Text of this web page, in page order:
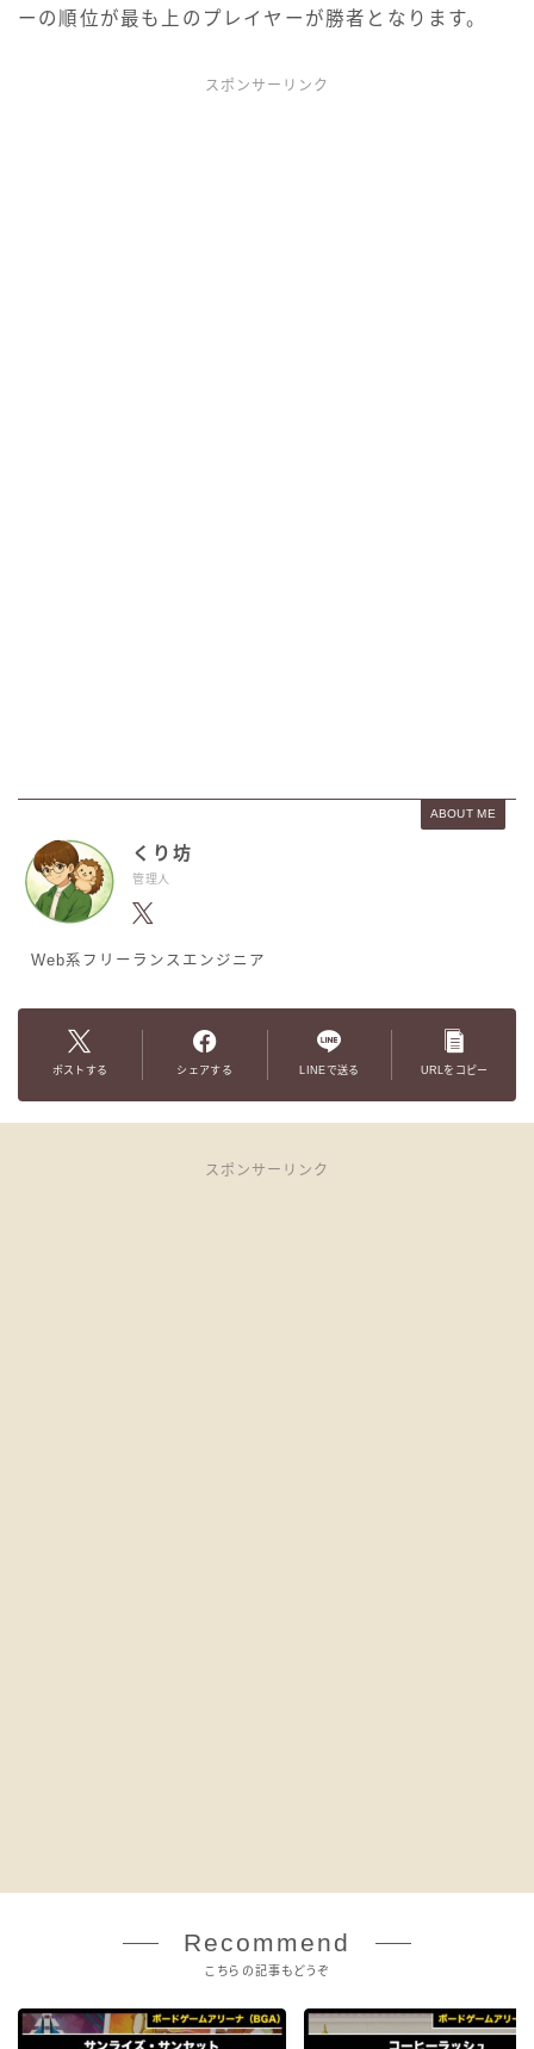
ーの順位が最も上のプレイヤーが勝者となります。
スポンサーリンク
ABOUT ME
くり坊
管理人
Web系フリーランスエンジニア
ポストする シェアする LINEで送る URLをコピー
スポンサーリンク
Recommend
こちらの記事もどうぞ